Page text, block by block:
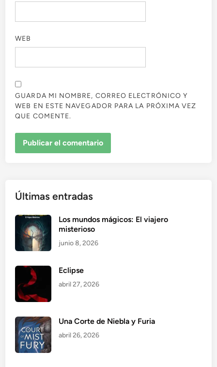
WEB
GUARDA MI NOMBRE, CORREO ELECTRÓNICO Y
WEB EN ESTE NAVEGADOR PARA LA PRÓXIMA VEZ
QUE COMENTE.
Últimas entradas
Los mundos mágicos: El viajero
misterioso
junio 8, 2026
Eclipse
abril 27, 2026
Una Corte de Niebla y Furia
abril 26, 2026